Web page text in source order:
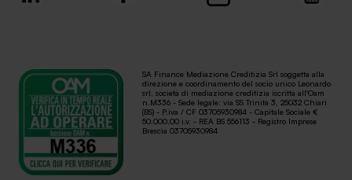
SA Finance Mediazione Creditizia Srl soggetta alla
direzione e coordinamento del socio unico Leonardo
srl, società di mediazione creditizia iscritta all'Oam
n.M336 - Sede legale: via SS Trinità 3, 25032 Chiari
(BS) - P.iva / CF 03705930984 - Capitale Sociale €
50.000,00 i.v. - REA BS 556113 - Registro Imprese
Brescia 03705930984